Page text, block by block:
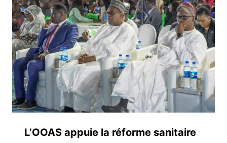
L’OOAS appuie la réforme sanitaire